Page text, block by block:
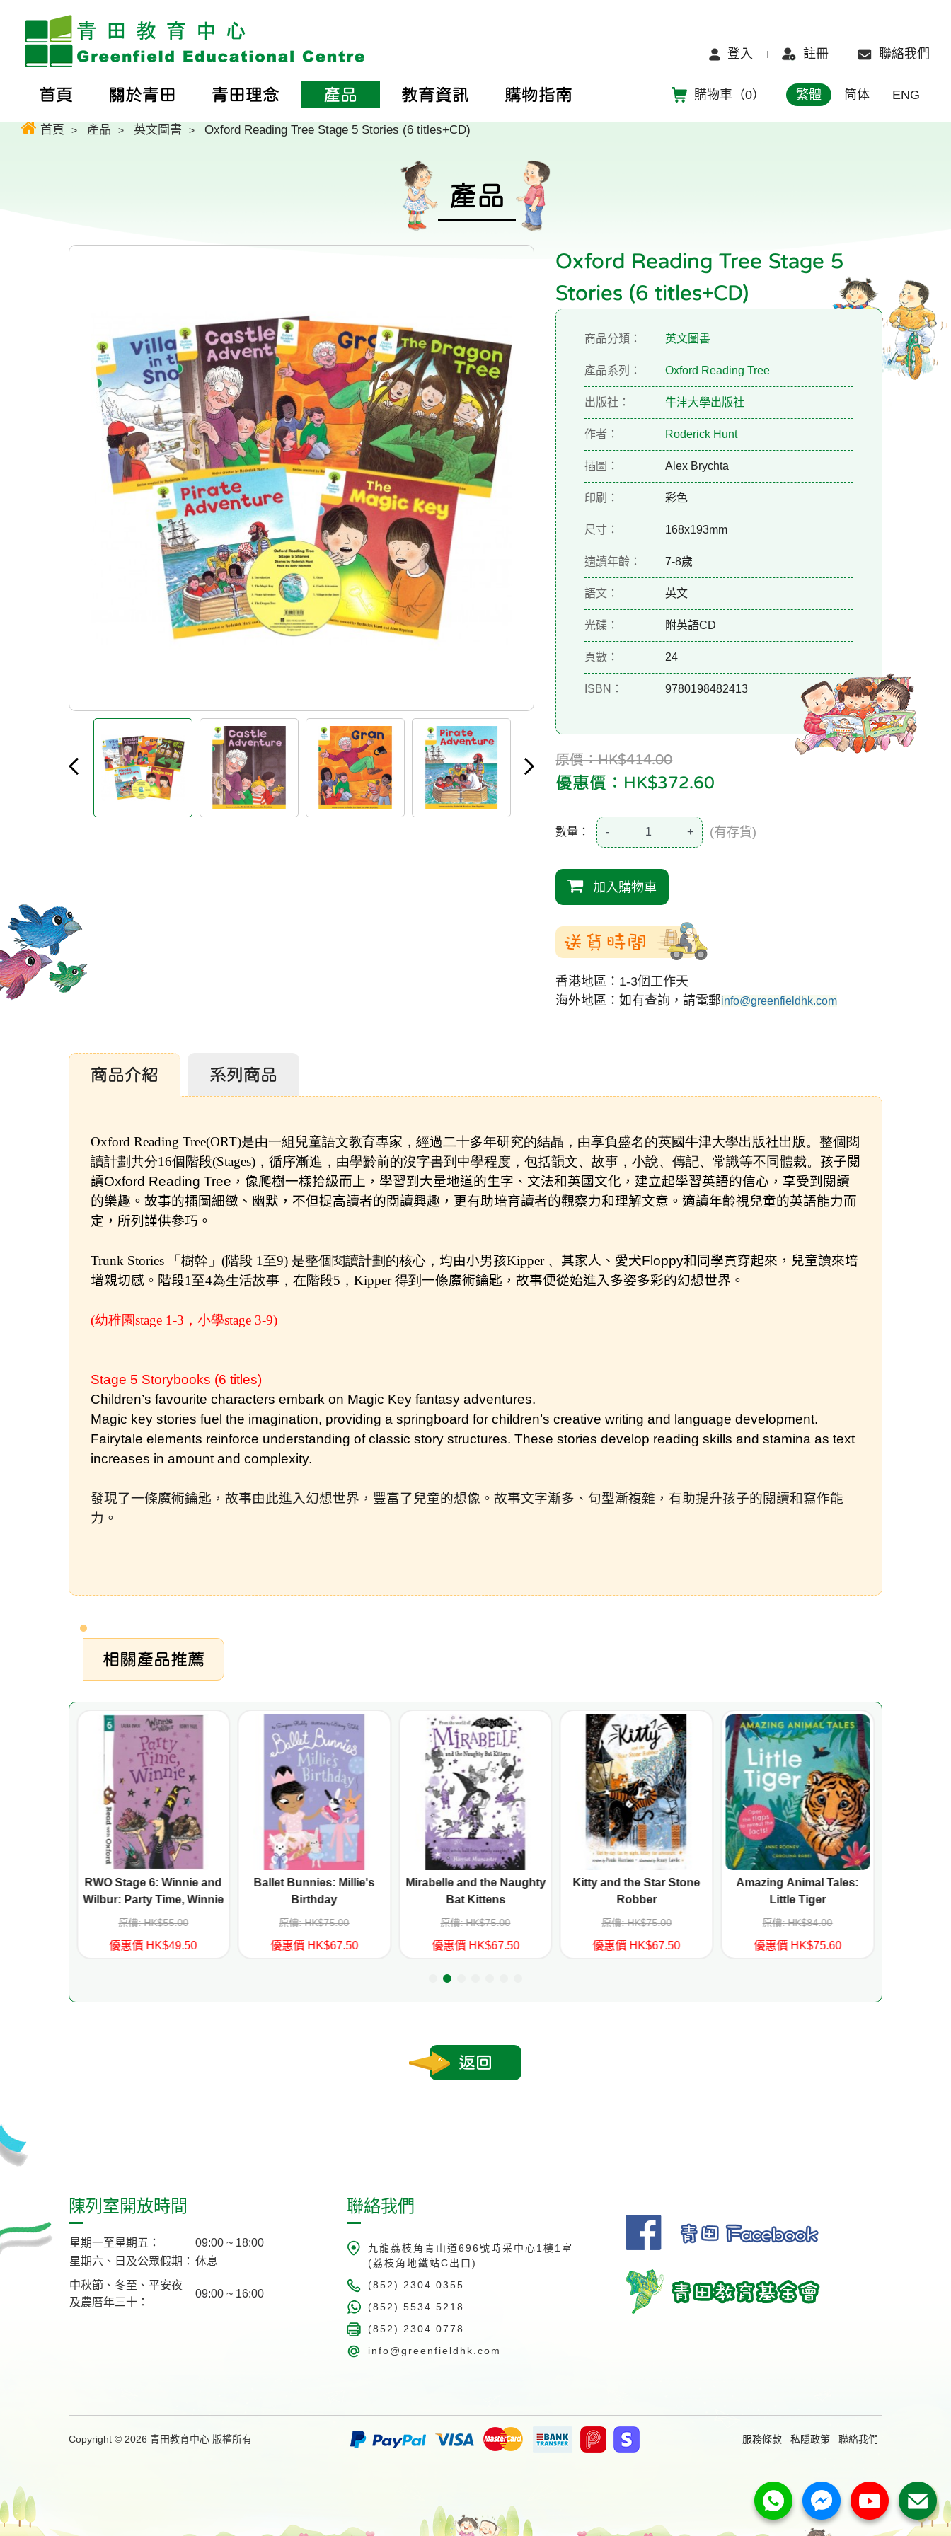
登入 註冊 聯絡我們
首頁 關於青田 青田理念 產品 教育資訊 購物指南 購物車（0） 繁體 简体 ENG
首頁 產品 英文圖書 Oxford Reading Tree Stage 5 Stories (6 titles+CD)
產品
Oxford Reading Tree Stage 5
Stories (6 titles+CD)
商品分類： 英文圖書
產品系列： Oxford Reading Tree
出版社： 牛津大學出版社
作者： Roderick Hunt
插圖： Alex Brychta
印刷： 彩色
尺寸： 168x193mm
適讀年齡： 7-8歲
語文： 英文
光碟： 附英語CD
頁數： 24
ISBN： 9780198482413
原價：HK$414.00
優惠價：HK$372.60
數量： - + (有存貨)
加入購物車
送貨時間
香港地區：1-3個工作天
海外地區：如有查詢，請電郵info@greenfieldhk.com
商品介紹 系列商品
Oxford Reading Tree(ORT)是由一組兒童語文教育專家，經過二十多年研究的結晶，由享負盛名的英國牛津大學出版社出版。整個閱
讀計劃共分16個階段(Stages)，循序漸進，由學齡前的沒字書到中學程度，包括韻文、故事，小說、傳記、常識等不同體裁。 孩子閱
讀Oxford Reading Tree ，像爬樹一樣拾級而上，學習到大量地道的生字、文法和英國文化，建立起學習英語的信心，享受到閱讀
的樂趣。 故事的插圖細緻、幽默，不但提高讀者的閱讀興趣，更有助培育讀者的觀察力和理解文意。適讀年齡視兒童的英語能力而
定，所列謹供參巧。
Trunk Stories 「樹幹」(階段 1至9) 是整個閱讀計劃的核心， 均由小男孩Kipper 、 其家人、愛犬Floppy和同學貫穿起來，兒童讀來培
增親切感。 階段1至4為生活故事，在階段5，Kipper 得到一條魔術鑰匙 ，故事便從始進入多姿多彩的幻想世界。
(幼稚園stage 1-3，小學stage 3-9)
Stage 5 Storybooks (6 titles)
Children’s favourite characters embark on Magic Key fantasy adventures.
Magic key stories fuel the imagination, providing a springboard for children’s creative writing and language development.
Fairytale elements reinforce understanding of classic story structures. These stories develop reading skills and stamina as text
increases in amount and complexity.
發現了一條魔術鑰匙，故事由此進入幻想世界，豐富了兒童的想像。故事文字漸多、句型漸複雜，有助提升孩子的閱讀和寫作能
力。
相關產品推薦
RWO Stage 6: Winnie and
Wilbur: Party Time, Winnie
原價: HK$55.00
優惠價 HK$49.50
Ballet Bunnies: Millie's
Birthday
原價: HK$75.00
優惠價 HK$67.50
Mirabelle and the Naughty
Bat Kittens
原價: HK$75.00
優惠價 HK$67.50
Kitty and the Star Stone
Robber
原價: HK$75.00
優惠價 HK$67.50
Amazing Animal Tales:
Little Tiger
原價: HK$84.00
優惠價 HK$75.60
返回
陳列室開放時間
星期一至星期五：
09:00 ~ 18:00
星期六、日及公眾假期： 休息
中秋節、冬至、平安夜
及農曆年三十：
09:00 ~ 16:00
聯絡我們
九龍荔枝角青山道696號時采中心1樓1室
(荔枝角地鐵站C出口)
(852) 2304 0355
(852) 5534 5218
(852) 2304 0778
info@greenfieldhk.com
Copyright © 2026 青田教育中心 版權所有 服務條款 私隱政策 聯絡我們